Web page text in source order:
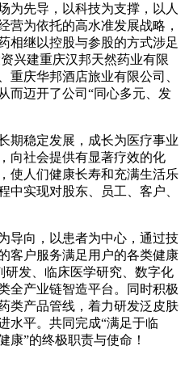
为先导，以科技为支撑，以人
营为依托的高水准发展战略，
相继以控股与参股的方式涉足
兴建重庆汉邦天然药业有限
重庆华邦酒店旅业有限公司、
而迈开了公司“同心多元、发
期稳定发展，成长为医疗事业
向社会提供有显著疗效的化
使人们健康长寿和充满生活乐
中实现对股东、员工、客户、
导向，以患者为中心，通过技
客户服务满足用户的各类健康
发、临床医学研究、数字化
全产业链智造平台。同时积极
类产品管线，着力研发泛皮肤
水平。共同完成“满足于临
康”的终极职责与使命！